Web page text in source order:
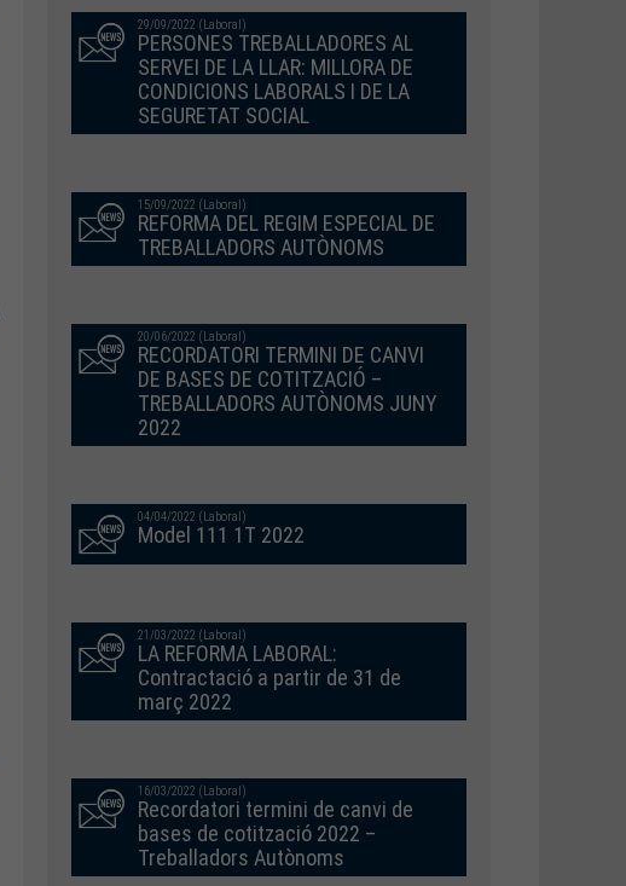
29/09/2022 (Laboral)
PERSONES TREBALLADORES AL
SERVEI DE LA LLAR: MILLORA DE
CONDICIONS LABORALS I DE LA
SEGURETAT SOCIAL
15/09/2022 (Laboral)
REFORMA DEL REGIM ESPECIAL DE
TREBALLADORS AUTÒNOMS
20/06/2022 (Laboral)
RECORDATORI TERMINI DE CANVI
DE BASES DE COTITZACIÓ –
TREBALLADORS AUTÒNOMS JUNY
2022
04/04/2022 (Laboral)
Model 111 1T 2022
21/03/2022 (Laboral)
LA REFORMA LABORAL:
Contractació a partir de 31 de
març 2022
16/03/2022 (Laboral)
Recordatori termini de canvi de
bases de cotització 2022 –
Treballadors Autònoms